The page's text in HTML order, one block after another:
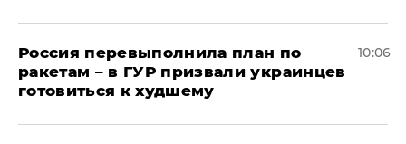
Россия перевыполнила план по
ракетам – в ГУР призвали украинцев
готовиться к худшему
10:06